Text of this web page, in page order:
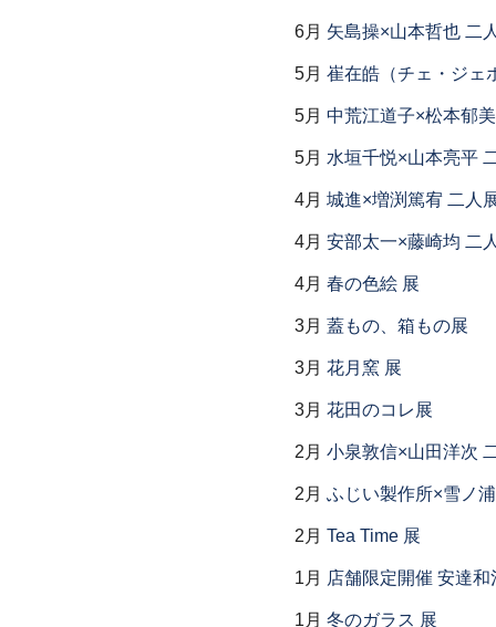
6月 矢島操×山本哲也 二
5月 崔在皓（チェ・ジェ
5月 中荒江道子×松本郁
5月 水垣千悦×山本亮平
4月 城進×増渕篤宥 二人
4月 安部太一×藤崎均 二
4月 春の色絵 展
3月 蓋もの、箱もの展
3月 花月窯 展
3月 花田のコレ展
2月 小泉敦信×山田洋次
2月 ふじい製作所×雪ノ
2月 Tea Time 展
1月 店舗限定開催 安達和
1月 冬のガラス 展